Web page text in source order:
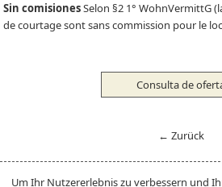
Sin comisionesSelon §2 1° WohnVermittG
de courtage sont sans commission pour le
Consulta de
← Zurück
Um Ihr Nutzererlebnis zu verbessern und